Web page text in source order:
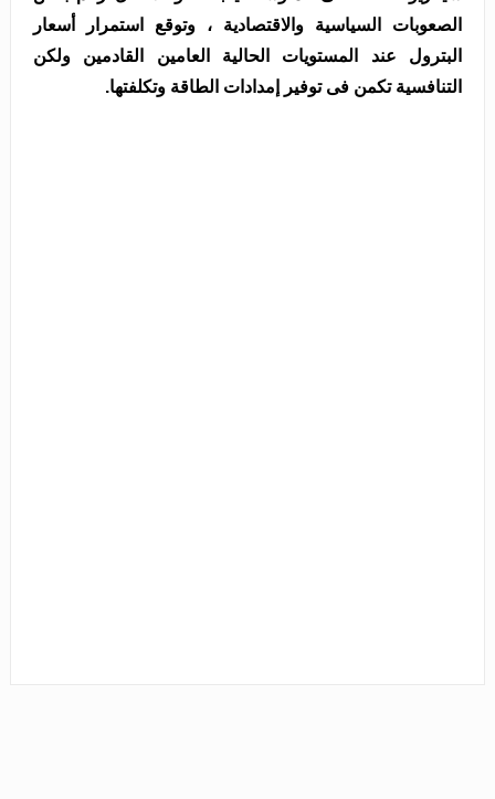
الصعوبات السياسية والاقتصادية ، وتوقع استمرار أسعار
البترول عند المستويات الحالية العامين القادمين ولكن
التنافسية تكمن فى توفير إمدادات الطاقة وتكلفتها.